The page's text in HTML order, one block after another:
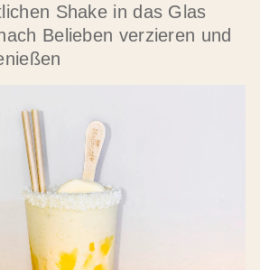
Shake in das Glas
Belieben verzieren und